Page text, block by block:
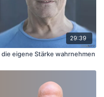
29:39
eigene Stärke wahrnehmen